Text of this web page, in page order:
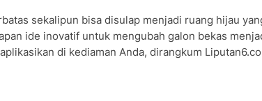
sekalipun bisa disulap menjadi ruang hijau
ide inovatif untuk mengubah galon bekas
di kediaman Anda, dirangkum